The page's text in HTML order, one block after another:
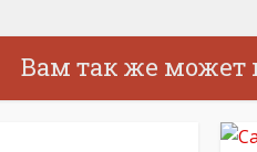
Вам так же может